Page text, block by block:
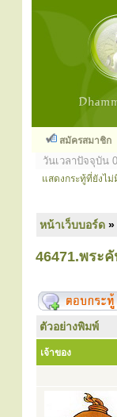
สมัครสมาชิก
วันเวลาปัจจุบัน
แสดงกระทู้ที่ยังไ
หน้าเว็บบอร์ด »
46471.พระ
ตัวอย่างพิมพ์
เจ้าของ